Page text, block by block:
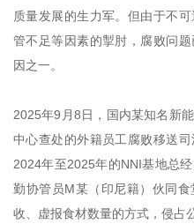
质量发展的生力军。但由于不
管不足等因素的掣肘，腐败问
因之一。
2025年9月8日，国内某知名新
中心查处的外籍员工腐败移送
2024年至2025年的NNI基地总
勤协管员M某（印尼籍）伙同
收、虚报食材数量的方式，侵占